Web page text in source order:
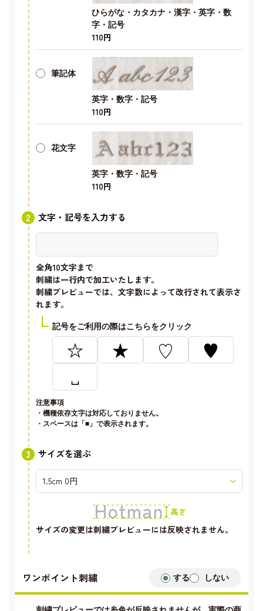
ひらがな・カタカナ・漢字・英字・数
字・記号
110円
筆記体
英字・数字・記号
110円
花文字
英字・数字・記号
110円
文字・記号を入力する
全角10文字まで
刺繍は一行内で加工いたします。
刺繍プレビューでは、文字数によって改行されて表示さ
れます。
記号をご利用の際はこちらをクリック
☆ ★ ♡
♥
␣
注意事項
・機種依存文字は対応しておりません。
・スペースは「■」で表示されます。
サイズを選ぶ
サイズの変更は刺繍プレビューには反映されません。
ワンポイント刺繍 する しない